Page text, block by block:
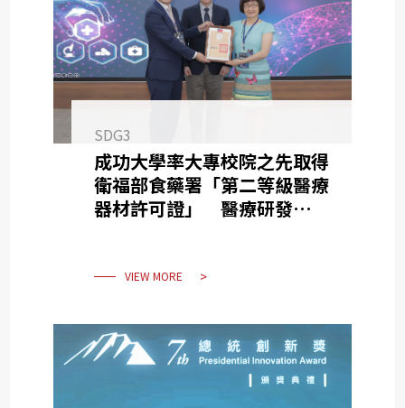
SDG3
成功大學率大專校院之先取得
衛福部食藥署「第二等級醫療
器材許可證」 醫療研發成果
VIEW MORE